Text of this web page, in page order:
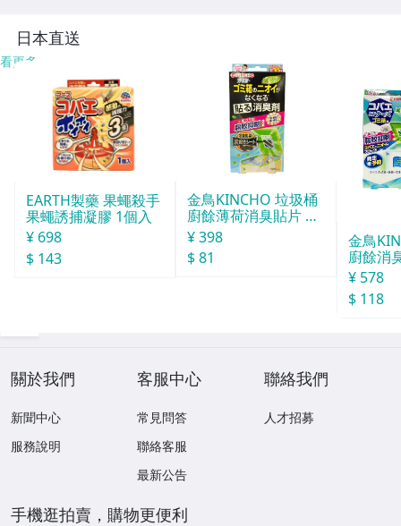
7
日本直送
看更多
EARTH製藥 果蠅殺手
果蠅誘捕凝膠 1個入
¥ 698
$ 143
金鳥KINCHO 垃圾桶
廚餘薄荷消臭貼片 約
30天分
¥ 398
$ 81
金鳥
廚餘消
分
¥ 578
$ 118
關於我們
新聞中心
服務說明
客服中心
常見問答
聯絡客服
最新公告
聯絡我們
人才招募
手機逛拍賣，購物更便利